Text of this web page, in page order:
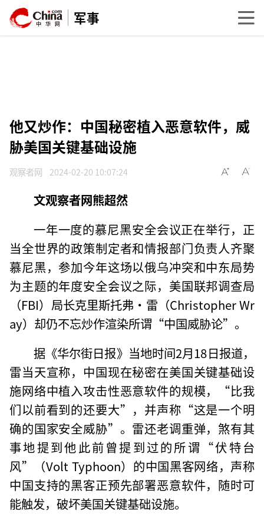
军事
他又炒作：中国秘密植入恶意软件，威
胁美国关键基础设施
观察者网 2024-02-20 10:07:24
文观察者网熊超然
一年一度的慕尼黑安全会议正在举行，正
当全世界的政策制定者和情报部门负责人齐聚
慕尼黑，参加今年这场以俄乌冲突和中东局势
为主题的年度安全会议之际，美国联邦调查局
（FBI）局长克里斯托弗·雷（Christopher Wr
ay）却仍不忘炒作渲染所谓“中国威胁论”。
据《华尔街日报》当地时间2月18日报道，
雷当天宣称，中国现在秘密在美国关键基础设
施网络中植入攻击性恶意软件的规模，“比我
们以前看到的还要大”，并声称“这是一个明
确的国家安全威胁”。雷还老调重弹，煞有其
事地提到他此前曾提到过的所谓“伏特台
风”（Volt Typhoon）的中国黑客网络，声称
中国支持的黑客正预先部署恶意软件，随时可
能触发，破坏美国关键基础设施。